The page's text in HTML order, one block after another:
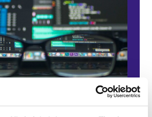
UU­TI­SET JA TIE­DOT­TEET